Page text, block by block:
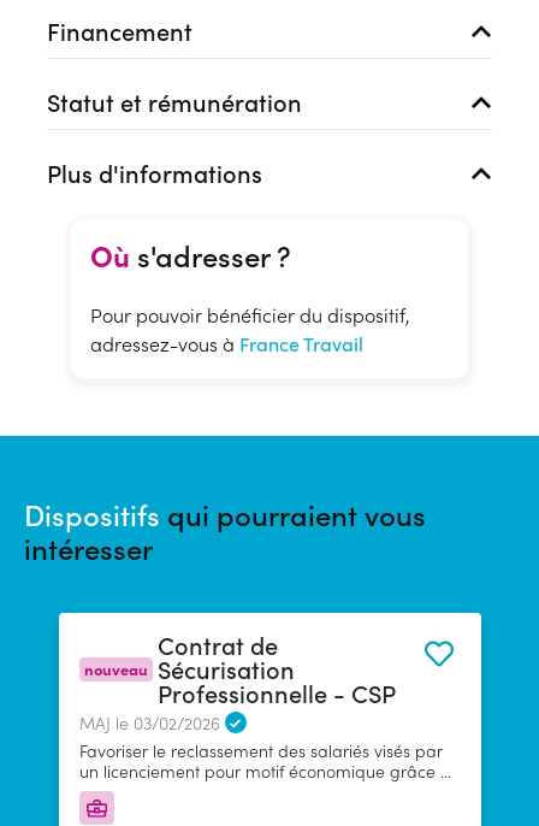
Financement
Statut et rémunération
Plus d'informations
Où s'adresser ?
Pour pouvoir bénéficier du dispositif,
adressez-vous à France Travail
Dispositifs qui pourraient vous
intéresser
nouveau
Contrat de
Sécurisation
Professionnelle - CSP
MAJ le 03/02/2026
Favoriser le reclassement des salariés visés par
un licenciement pour motif économique grâce à
la mise en place d’un parcours de retour à
l’emploi.